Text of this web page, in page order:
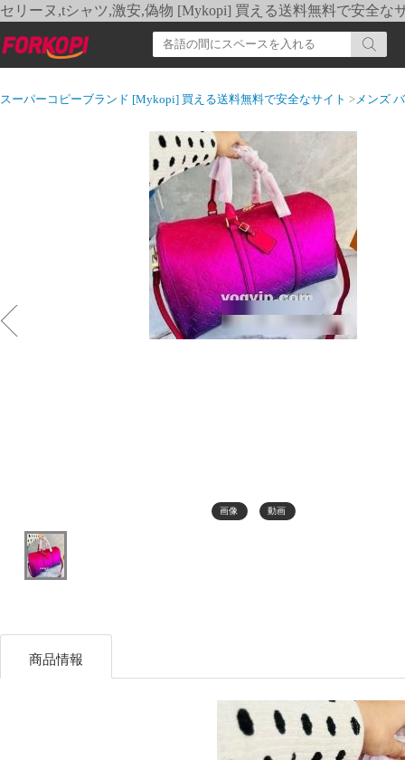
セリーヌ,tシャツ,激安,偽物 [Mykopi] 買える送料無料で安全な
スーパーコピーブランド [Mykopi] 買える送料無料で安全なサイト >メンズ
画像 動画
商品情報